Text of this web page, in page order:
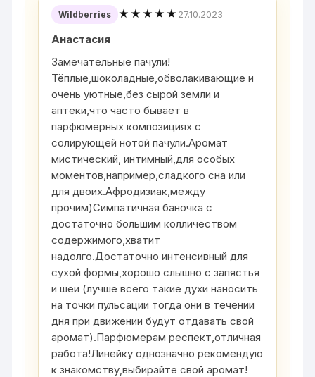
Wildberries ★★★★★ 27.10.2023
Анастасия
Замечательные пачули!
Тёплые,шоколадные,обволакивающие и
очень уютные,без сырой земли и
аптеки,что часто бывает в
парфюмерных композициях с
солирующей нотой пачули.Аромат
мистический, интимный,для особых
моментов,например,сладкого сна или
для двоих.Афродизиак,между
прочим)Симпатичная баночка с
достаточно большим колличеством
содержимого,хватит
надолго.Достаточно интенсивный для
сухой формы,хорошо слышно с запястья
и шеи (лучше всего такие духи наносить
на точки пульсации тогда они в течении
дня при движении будут отдавать свой
аромат).Парфюмерам респект,отличная
работа!Линейку однозначно рекомендую
к знакомству,выбирайте свой аромат!